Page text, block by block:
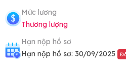
Mức lương
Thương lượng
Hạn nộp hồ sơ
Hạn nộp hồ sơ: 30/09/2025